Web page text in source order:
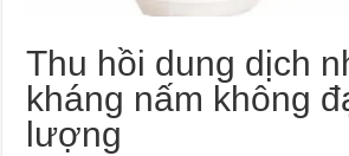
Thu hồi dung dịch
kháng nấm không
lượng